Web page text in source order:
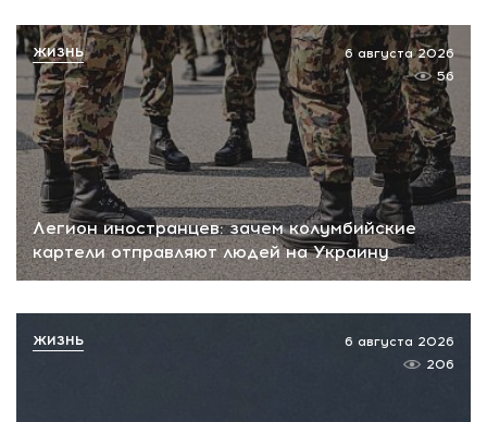
Легион иностранцев: зачем колумбийские
картели отправляют людей на Украину
6 августа 2026
56
ЖИЗНЬ
6 августа 2026
206
ЖИЗНЬ